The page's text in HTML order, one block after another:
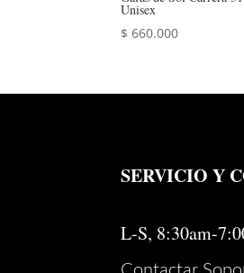
Unisex
$ 660.000
SERVICIO Y
L-S, 8:30am-